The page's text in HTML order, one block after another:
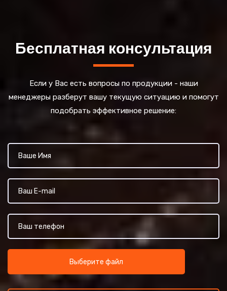
Бесплатная консультация
Если у Вас есть вопросы по продукции - наши
менеджеры разберут вашу текущую ситуацию и помогут
подобрать эффективное решение:
Выберите файл